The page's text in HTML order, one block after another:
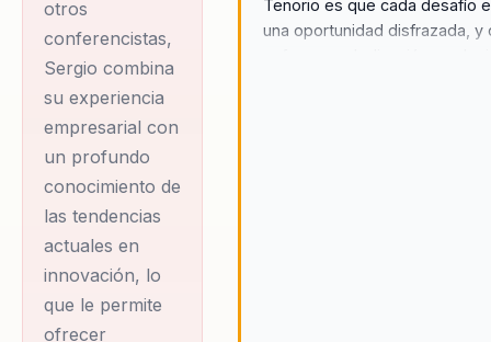
filosofía de que cada
obstáculo es una
oportunidad
disfrazada. Las
empresas lo
contratan no solo
por su capacidad de
inspirar, sino también
por su habilidad para
conectar con las
audiencias jóvenes,
otros
conferencistas,
Sergio combina
su experiencia
empresarial con
un profundo
conocimiento de
las tendencias
actuales en
innovación, lo
que le permite
ofrecer
Tenorio es que cada desafío
una oportunidad disfrazada, y